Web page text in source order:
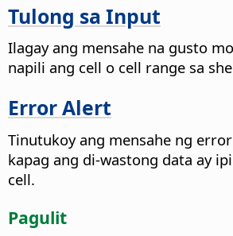
Tulong sa Input
Ilagay ang mensahe na gusto
napili ang cell o cell range sa
Error Alert
Tinutukoy ang mensahe ng
kapag ang di-wastong data ay
cell.
Pagulit